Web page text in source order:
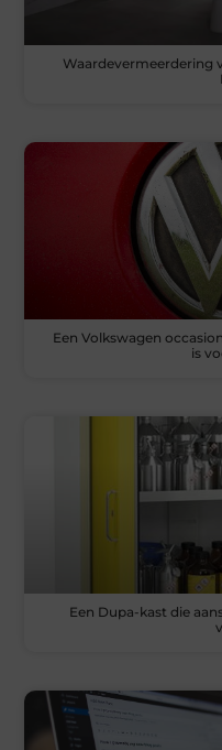
Waardevermeerdering
Een Volkswagen
is
Een Dupa-kast die